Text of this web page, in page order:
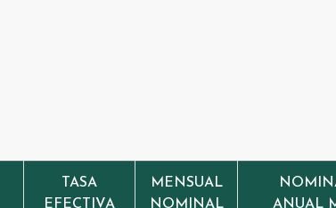
TASA
EFECTIVA
MENSUAL
NOMINAL
ANUAL